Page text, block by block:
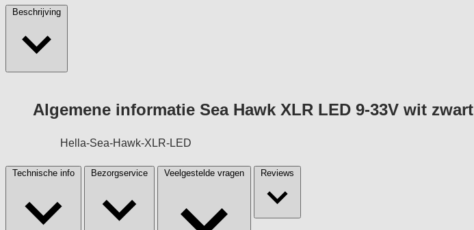
Beschrijving
Algemene informatie Sea Hawk XLR LED 9-33V wit zwart
Hella-Sea-Hawk-XLR-LED
Technische info Bezorgservice Veelgestelde vragen Reviews